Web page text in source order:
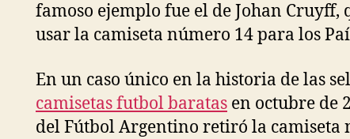
famoso ejemplo fue el de Johan Cruyff,
usar la camiseta número 14 para los
En un caso único en la historia de las
camisetas futbol baratas en octubre de
del Fútbol Argentino retiró la camiseta